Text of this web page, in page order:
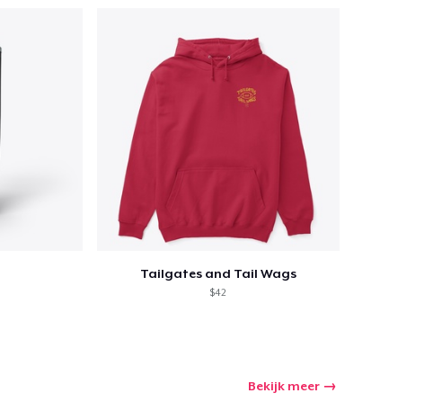
Tailgates and Tail Wags
$42
Bekijk meer